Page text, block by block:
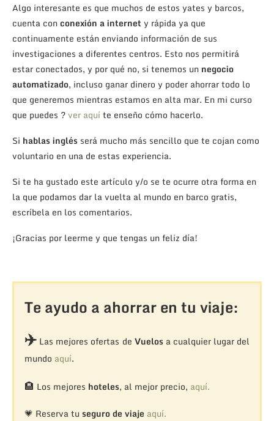
Algo interesante es que muchos de estos yates y barcos,
cuenta conconexión a internet y rápida ya que
continuamente están enviando información de sus
investigaciones a diferentes centros. Esto nos permitirá
estar conectados, y por qué no, si tenemos un negocio
automatizado, incluso ganar dinero y poder ahorrar todo lo
que generemos mientras estamos en alta mar. En mi curso
que puedes ?ver aquíte enseño cómo hacerlo.
Si hablas inglés será mucho más sencillo que te cojan como
voluntario en una de estas experiencia.
Si te ha gustado este artículo y/o se te ocurre otra forma en
la que podamos dar la vuelta al mundo en barco gratis,
escríbela en los comentarios.
¡Gracias por leerme y que tengas un feliz día!
Te ayudo a ahorrar en tu viaje:
✈️Las mejores ofertas de Vuelosa cualquier lugar del
mundo aquí.
🏨 Los mejores hoteles, al mejor precio, aquí.
💗 Reserva tu seguro de viaje aquí.